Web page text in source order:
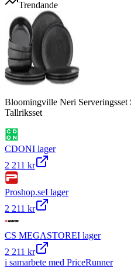
Trendande
Bloomingville Neri Serveringsset
Tallriksset
CDONI lager
2 211 kr
Proshop.seI lager
2 211 kr
CS MEGASTOREI lager
2 211 kr
i samarbete med PriceRunner